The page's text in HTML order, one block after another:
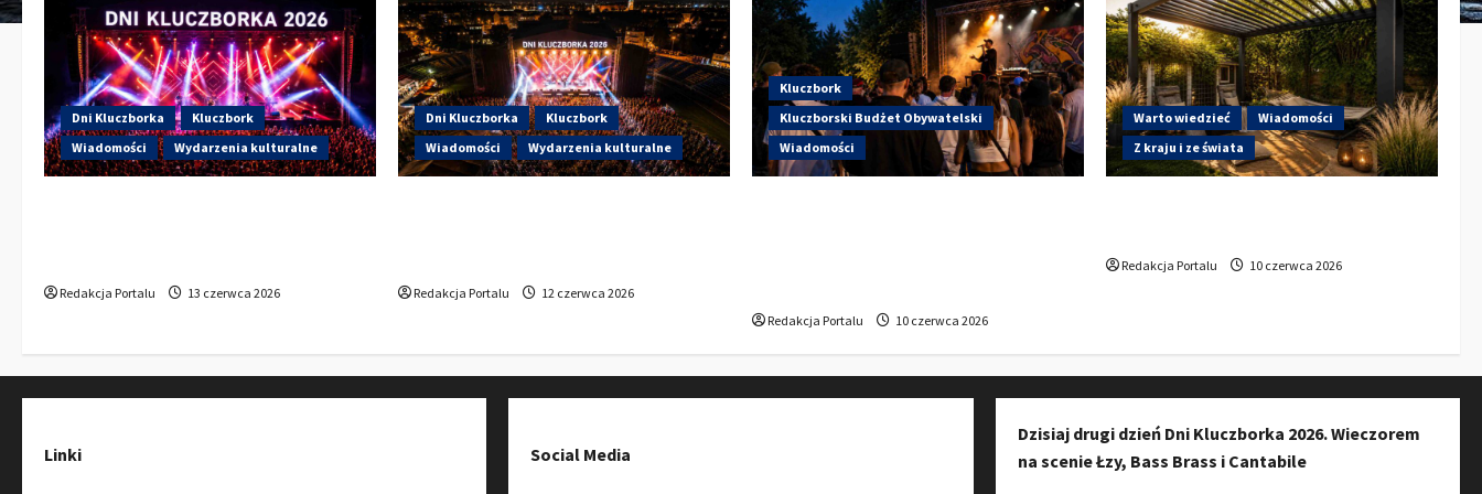
Dni Kluczborka
Kluczbork
Wiadomości
Wydarzenia kulturalne
Redakcja Portalu 13 czerwca 2026
Dni Kluczborka
Kluczbork
Wiadomości
Wydarzenia kulturalne
Redakcja Portalu 12 czerwca 2026
Kluczbork
Kluczborski Budżet Obywatelski
Wiadomości
Redakcja Portalu 10 czerwca 2026
Warto wiedzieć
Wiadomości
Z kraju i ze świata
Redakcja Portalu 10 czerwca 2026
Linki Social Media
Dzisiaj drugi dzień Dni Kluczborka 2026. Wieczorem
na scenie Łzy, Bass Brass i Cantabile